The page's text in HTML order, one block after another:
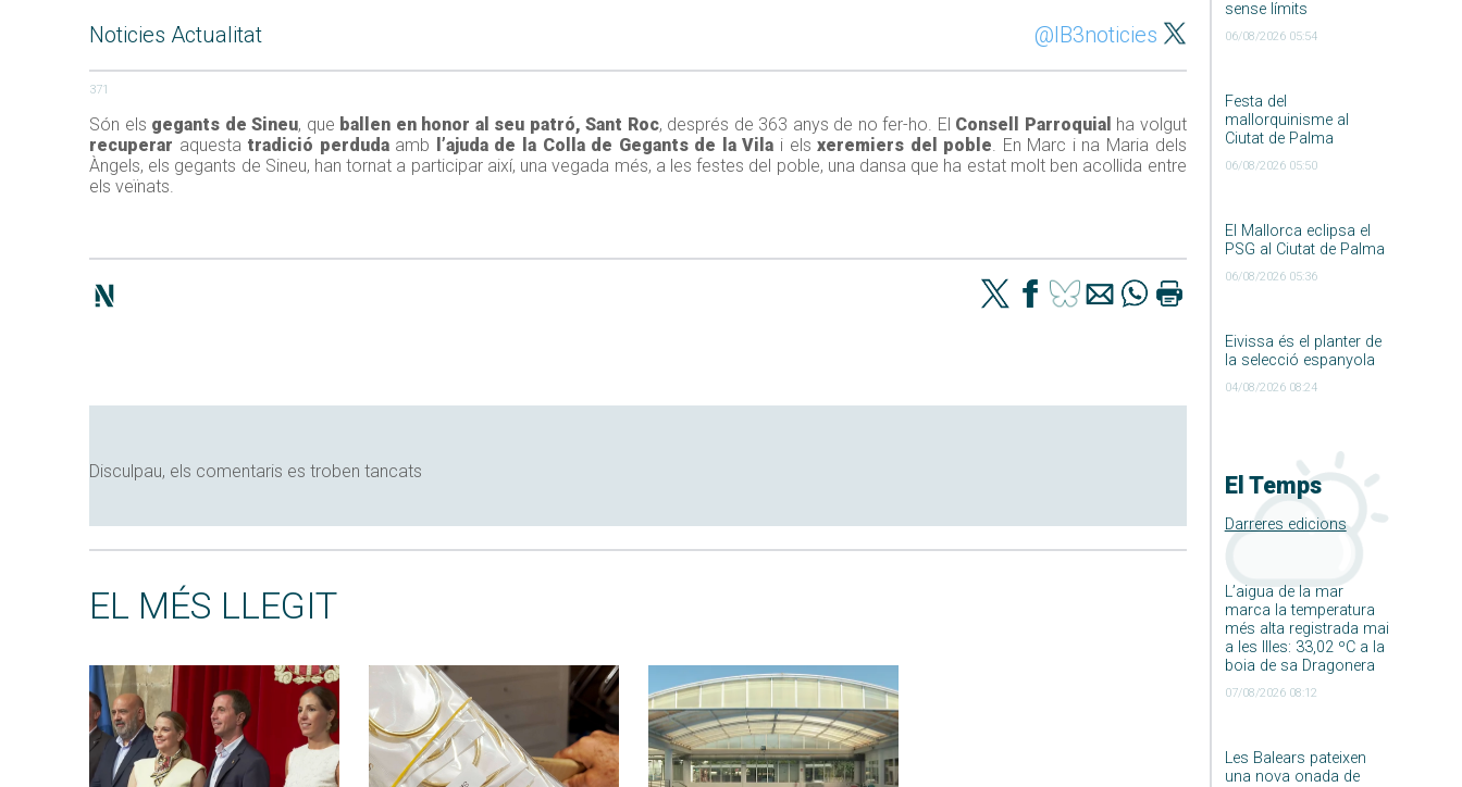
sense límits
06/08/2026 05:54
Festa del
mallorquinisme al
Ciutat de Palma
06/08/2026 05:50
El Mallorca eclipsa el
PSG al Ciutat de Palma
06/08/2026 05:36
Eivissa és el planter de
la selecció espanyola
04/08/2026 08:24
El Temps
Darreres edicions
L’aigua de la mar
marca la temperatura
més alta registrada mai
a les Illes: 33,02 ºC a la
boia de sa Dragonera
07/08/2026 08:12
Les Balears pateixen
una nova onada de
Noticies Actualitat @IB3noticies
371
Són els gegants de Sineu, que ballen en honor al seu patró, Sant Roc, després de 363 anys de no fer-ho. El Consell Parroquial ha volgut
recuperar aquesta tradició perdudaamb l’ajuda de la Colla de Gegants de la Vila i elsxeremiers del poble. En Marc i na Maria dels
Àngels, els gegants de Sineu, han tornat a participar així, una vegada més, a les festes del poble, una dansa que ha estat molt ben acollida entre
els veïnats.
Disculpau, els comentaris es troben tancats
EL MÉS LLEGIT